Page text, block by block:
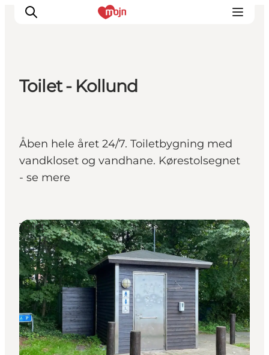
Det sker
Overnatning
Planlæg din ferie
Toilet - Kollund
Åben hele året 24/7. Toiletbygning med
vandkloset og vandhane. Kørestolsegnet
- se mere
Toilet